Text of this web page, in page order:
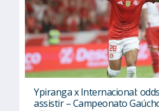
Ypiranga x Internacional:
assistir – Campeonato